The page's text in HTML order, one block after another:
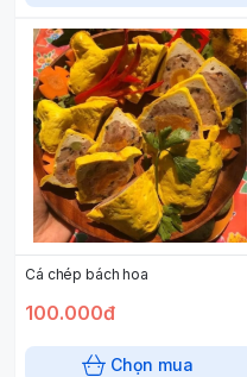
Cá chép bách hoa
100.000đ
Chọn mua